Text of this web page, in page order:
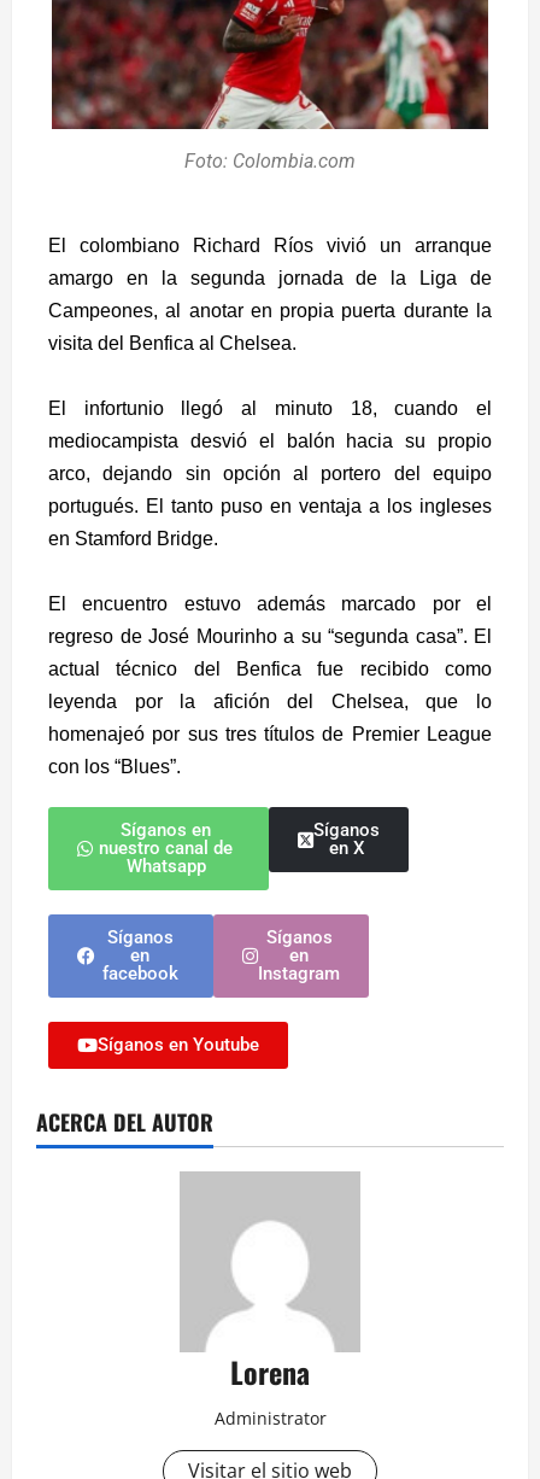
Foto: Colombia.com
El colombiano Richard Ríos vivió un arranque
amargo en la segunda jornada de la Liga de
Campeones, al anotar en propia puerta durante la
visita del Benfica al Chelsea.
El infortunio llegó al minuto 18, cuando el
mediocampista desvió el balón hacia su propio
arco, dejando sin opción al portero del equipo
portugués. El tanto puso en ventaja a los ingleses
en Stamford Bridge.
El encuentro estuvo además marcado por el
regreso de José Mourinho a su “segunda casa”. El
actual técnico del Benfica fue recibido como
leyenda por la afición del Chelsea, que lo
homenajeó por sus tres títulos de Premier League
con los “Blues”.
Síganos en
nuestro canal de
Whatsapp
Síganos
en X
Síganos
en
facebook
Síganos
en
Instagram
Síganos en Youtube
ACERCA DEL AUTOR
Lorena
Administrator
Visitar el sitio web